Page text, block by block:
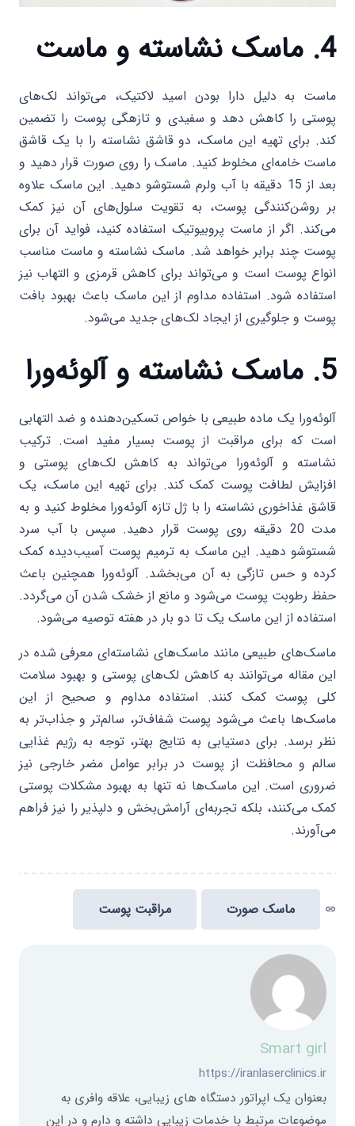
4. ماسک نشاسته و ماست
ماست به دلیل دارا بودن اسید لاکتیک، می‌تواند لک‌های
پوستی را کاهش دهد و سفیدی و تازهگی پوست را تضمین
کند. برای تهیه این ماسک، دو قاشق نشاسته را با یک قاشق
ماست خامه‌ای مخلوط کنید. ماسک را روی صورت قرار دهید و
بعد از 15 دقیقه با آب ولرم شستوشو دهید. این ماسک علاوه
بر روشن‌کنندگی پوست، به تقویت سلول‌های آن نیز کمک
می‌کند. اگر از ماست پروبیوتیک استفاده کنید، فواید آن برای
پوست چند برابر خواهد شد. ماسک نشاسته و ماست مناسب
انواع پوست است و می‌تواند برای کاهش قرمزی و التهاب نیز
استفاده شود. استفاده مداوم از این ماسک باعث بهبود بافت
پوست و جلوگیری از ایجاد لک‌های جدید می‌شود.
5. ماسک نشاسته و آلوئه‌ورا
آلوئه‌ورا یک ماده طبیعی با خواص تسکین‌دهنده و ضد التهابی
است که برای مراقبت از پوست بسیار مفید است. ترکیب
نشاسته و آلوئه‌ورا می‌تواند به کاهش لک‌های پوستی و
افزایش لطافت پوست کمک کند. برای تهیه این ماسک، یک
قاشق غذاخوری نشاسته را با ژل تازه آلوئه‌ورا مخلوط کنید و به
مدت 20 دقیقه روی پوست قرار دهید. سپس با آب سرد
شستوشو دهید. این ماسک به ترمیم پوست آسیب‌دیده کمک
کرده و حس تازگی به آن می‌بخشد. آلوئه‌ورا همچنین باعث
حفظ رطوبت پوست می‌شود و مانع از خشک شدن آن می‌گردد.
استفاده از این ماسک یک تا دو بار در هفته توصیه می‌شود.
ماسک‌های طبیعی مانند ماسک‌های نشاسته‌ای معرفی شده در
این مقاله می‌توانند به کاهش لک‌های پوستی و بهبود سلامت
کلی پوست کمک کنند. استفاده مداوم و صحیح از این
ماسک‌ها باعث می‌شود پوست شفاف‌تر، سالم‌تر و جذاب‌تر به
نظر برسد. برای دستیابی به نتایج بهتر، توجه به رژیم غذایی
سالم و محافظت از پوست در برابر عوامل مضر خارجی نیز
ضروری است. این ماسک‌ها نه تنها به بهبود مشکلات پوستی
کمک می‌کنند، بلکه تجربه‌ای آرامش‌بخش و دلپذیر را نیز فراهم
می‌آورند.
link ماسک صورت مراقبت پوست
Smart girl
https://iranlaserclinics.ir
بعنوان یک اپراتور دستگاه های زیبایی، علاقه وافری به
موضوعات مرتبط با خدمات زیبایی داشته و دارم و در این